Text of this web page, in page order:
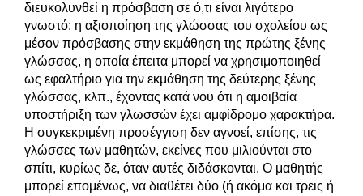
διευκολυνθεί η πρόσβαση σε ό,τι είναι λιγότερο
γνωστό: η αξιοποίηση της γλώσσας του σχολείου ως
μέσον πρόσβασης στην εκμάθηση της πρώτης ξένης
γλώσσας, η οποία έπειτα μπορεί να χρησιμοποιηθεί
ως εφαλτήριο για την εκμάθηση της δεύτερης ξένης
γλώσσας, κλπ., έχοντας κατά νου ότι η αμοιβαία
υποστήριξη των γλωσσών έχει αμφίδρομο χαρακτήρα.
Η συγκεκριμένη προσέγγιση δεν αγνοεί, επίσης, τις
γλώσσες των μαθητών, εκείνες που μιλιούνται στο
σπίτι, κυρίως δε, όταν αυτές διδάσκονται. Ο μαθητής
μπορεί επομένως, να διαθέτει δύο (ή ακόμα και τρεις ή